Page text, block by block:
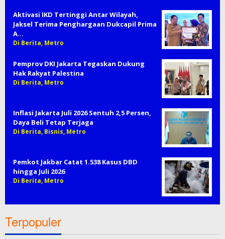
Aktivasi IKD Tertinggi Antar Wilayah,
Jaksel Terima Penghargaan Dukcapil Prima
A…
Di Berita, Metro
Pemprov DKI Jakarta Tegaskan Dukung
Hak Rakyat Palestina
Di Berita, Metro
Inflasi Jakarta Juli 2026 Sentuh 2,5 Persen,
Daya Beli Tetap Terjaga
Di Berita, Bisnis, Metro
Pemkot Jakbar Catat 1.538 Kasus DBD
hingga Juli 2026
Di Berita, Metro
Terpopuler